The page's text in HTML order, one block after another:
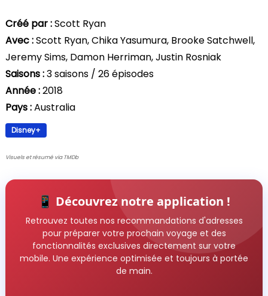
Créé par :Scott Ryan
Avec :Scott Ryan, Chika Yasumura, Brooke Satchwell,
Jeremy Sims, Damon Herriman, Justin Rosniak
Saisons :3 saisons / 26 épisodes
Année :2018
Pays :Australia
Disney+
Visuels et résumé via TMDb
📱 Découvrez notre application !
Retrouvez toutes nos recommandations d'adresses
pour préparer votre prochain voyage et des
fonctionnalités exclusives directement sur votre
mobile. Une expérience optimisée et toujours à portée
de main.